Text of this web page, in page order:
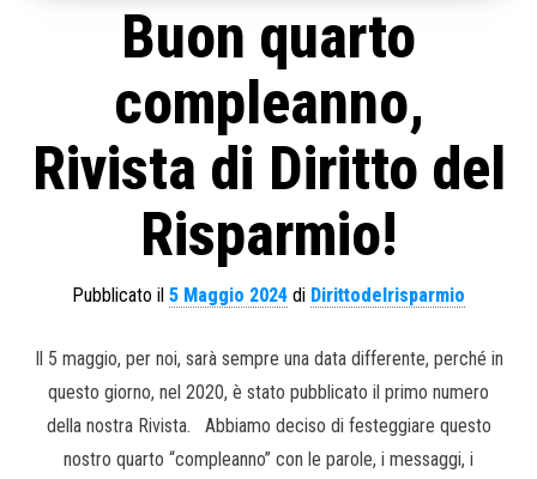
Buon quarto
compleanno,
Rivista di Diritto del
Risparmio!
Pubblicato il 5 Maggio 2024 di Dirittodelrisparmio
Il 5 maggio, per noi, sarà sempre una data differente, perché in
questo giorno, nel 2020, è stato pubblicato il primo numero
della nostra Rivista. Abbiamo deciso di festeggiare questo
nostro quarto “compleanno” con le parole, i messaggi, i